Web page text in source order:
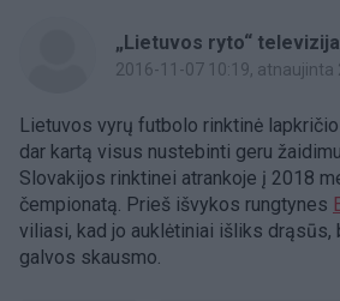
„Lietuvos ryto“ televizija
2016-11-07 10:19, atnaujinta
Lietuvos vyrų futbolo rinktinė
dar kartą visus nustebinti geru
Slovakijos rinktinei atrankoje į 2018
čempionatą. Prieš išvykos rungtynes
viliasi, kad jo auklėtiniai išliks drąsūs,
galvos skausmo.